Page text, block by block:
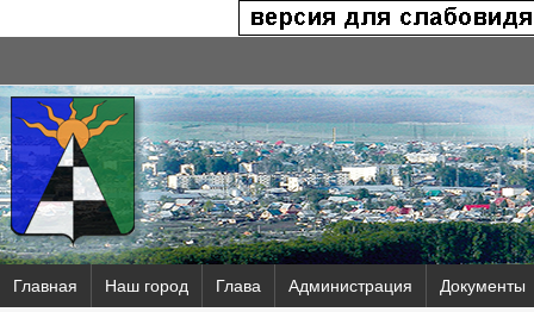
Главная Наш город Глава Администрация Документы